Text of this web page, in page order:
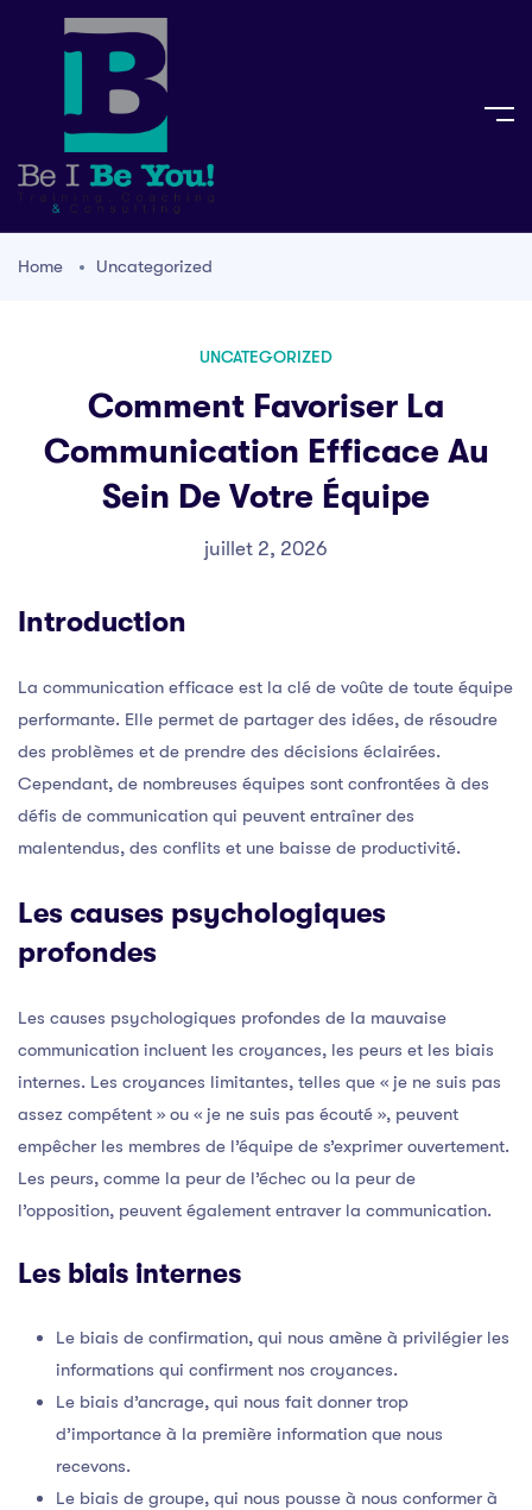
Home Uncategorized
UNCATEGORIZED
Comment Favoriser La
Communication Efficace Au
Sein De Votre Équipe
juillet 2, 2026
Introduction
La communication efficace est la clé de voûte de toute équipe
performante. Elle permet de partager des idées, de résoudre
des problèmes et de prendre des décisions éclairées.
Cependant, de nombreuses équipes sont confrontées à des
défis de communication qui peuvent entraîner des
malentendus, des conflits et une baisse de productivité.
Les causes psychologiques
profondes
Les causes psychologiques profondes de la mauvaise
communication incluent les croyances, les peurs et les biais
internes. Les croyances limitantes, telles que « je ne suis pas
assez compétent » ou « je ne suis pas écouté », peuvent
empêcher les membres de l’équipe de s’exprimer ouvertement.
Les peurs, comme la peur de l’échec ou la peur de
l’opposition, peuvent également entraver la communication.
Les biais internes
Le biais de confirmation, qui nous amène à privilégier les
informations qui confirment nos croyances.
Le biais d’ancrage, qui nous fait donner trop
d’importance à la première information que nous
recevons.
Le biais de groupe, qui nous pousse à nous conformer à